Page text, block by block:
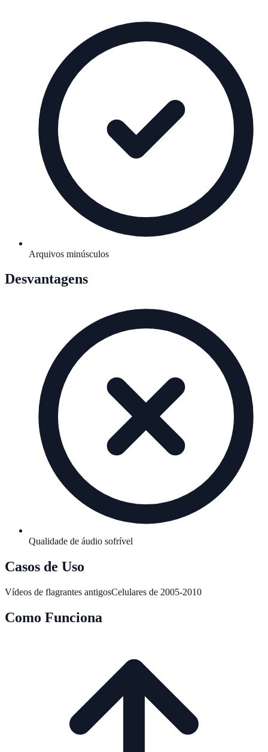
Arquivos minúsculos
Desvantagens
Qualidade de áudio sofrível
Casos de Uso
Vídeos de flagrantes antigosCelulares de 2005-2010
Como Funciona